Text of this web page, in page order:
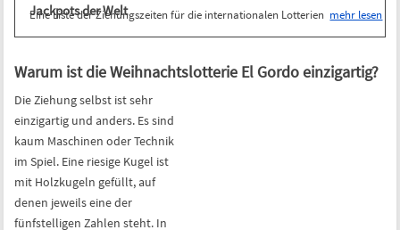
größten Lotto-Jackpots der Welt
Eine Liste der Ziehungszeiten für die internationalen
Lotterienmehr lesen
Warum ist die Weihnachtslotterie El Gordo einzigartig?
Die Ziehung selbst ist sehr
einzigartig und anders. Es sind
kaum Maschinen oder Technik
im Spiel. Eine riesige Kugel ist
mit Holzkugeln gefüllt, auf
denen jeweils eine der